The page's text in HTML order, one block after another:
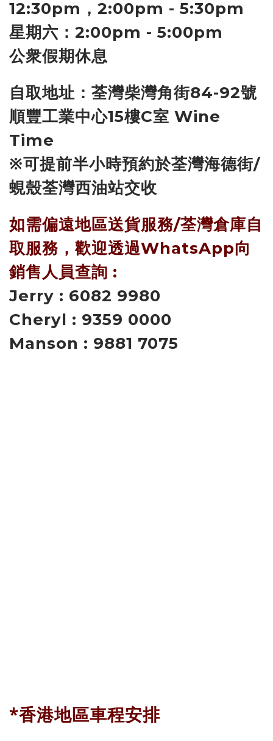
12:30pm，2:00pm - 5:30pm
星期六：2:00pm - 5:00pm
公衆假期休息
自取地址：荃灣柴灣角街84-92號
順豐工業中心15樓C室 Wine
Time
※可提前半小時預約於荃灣海德街/
蜆殼荃灣西油站交收
如需偏遠地區送貨服務/荃灣倉庫自
取服務，歡迎透過WhatsApp向
銷售人員查詢 :
Jerry : 6082 9980
Cheryl : 9359 0000
Manson : 9881 7075
*香港地區車程安排